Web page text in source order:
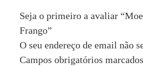
Seja o primeiro a avaliar
Frango”
O seu endereço de email não
Campos obrigatórios